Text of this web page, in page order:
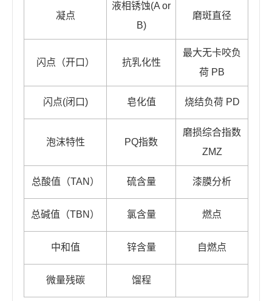
凝点
液相锈蚀(A or
B)
磨斑直径
闪点（开口） 抗乳化性
最大无卡咬负
荷 PB
闪点(闭口) 皂化值 烧结负荷 PD
泡沫特性 PQ指数
磨损综合指数
ZMZ
总酸值（TAN） 硫含量 漆膜分析
总碱值（TBN） 氯含量 燃点
中和值 锌含量 自燃点
微量残碳 馏程